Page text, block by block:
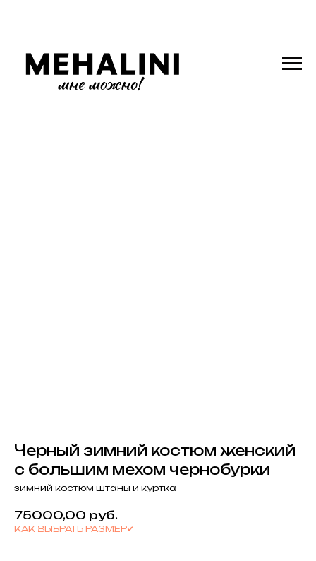
Черный зимний костюм женский
с большим мехом чернобурки
зимний костюм штаны и куртка
75000,00 руб.
КАК ВЫБРАТЬ РАЗМЕР✔